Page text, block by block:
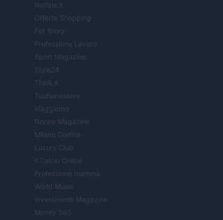
Notizie.it
Offerte Shopping
Pet Story
Professione Lavoro
Sport Magazine
Style24
Think.it
Tuobenessere
Viaggiamo
Nonne Magazine
Milano Cortina
Luxury Club
Il Calcio Online
Professione mamma
World Music
Investimenti Magazine
Money 365